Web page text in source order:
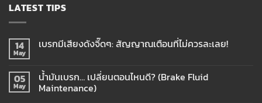
LATEST TIPS
14
May
เบรกมีเสียงดังจี๊ดๆ: สัญญาณเตือนที่ไม่ควรละเลย!
05
May
น้ำมันเบรก… เปลี่ยนตอนไหนดี? (Brake Fluid
Maintenance)